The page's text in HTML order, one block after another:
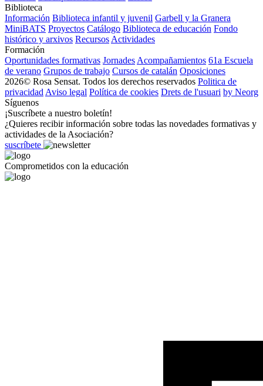
Biblioteca
Información Biblioteca infantil y juvenil Garbell y la Granera
MiniBATS Proyectos Catálogo Biblioteca de educación Fondo
histórico y arxivos Recursos Actividades
Formación
Oportunidades formativas Jornades Acompañamientos 61a Escuela
de verano Grupos de trabajo Cursos de catalán Oposiciones
2026© Rosa Sensat. Todos los derechos reservados Politica de
privacidad Aviso legal Política de cookies Drets de l'usuari by Neorg
Síguenos
¡Suscríbete a nuestro boletín!
¿Quieres recibir información sobre todas las novedades formativas y
actividades de la Asociación?
suscríbete
Comprometidos con la educación